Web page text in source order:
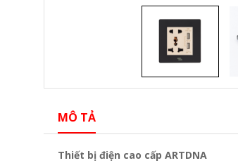
MÔ TẢ
Thiết bị điện cao cấp ARTDNA